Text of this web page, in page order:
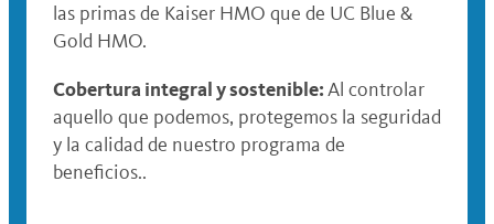
las primas de Kaiser HMO que de UC Blue &
Gold HMO.
Cobertura integral y sostenible:Al controlar
aquello que podemos, protegemos la seguridad
y la calidad de nuestro programa de
beneficios..